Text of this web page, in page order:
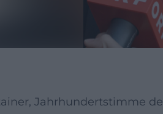
Jahrhundertstimme